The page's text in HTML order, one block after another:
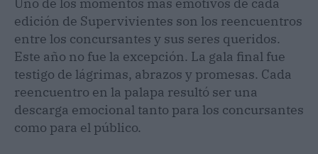
edición de Supervivientes son los reencuentros
entre los concursantes y sus seres queridos.
Este año no fue la excepción. La gala final fue
testigo de lágrimas, abrazos y promesas. Cada
reencuentro en la palapa resultó ser una
descarga emocional tanto para los concursantes
como para el público.